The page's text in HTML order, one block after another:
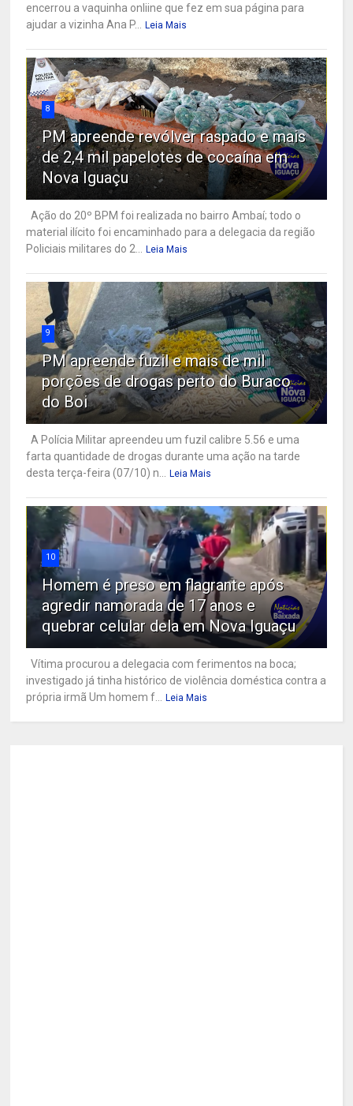
encerrou a vaquinha onliine que fez em sua página para
ajudar a vizinha Ana P...
Leia Mais
8
PM apreende revólver raspado e mais
de 2,4 mil papelotes de cocaína em
Nova Iguaçu
Ação do 20º BPM foi realizada no bairro Ambaí; todo o
material ilícito foi encaminhado para a delegacia da região
Policiais militares do 2...
Leia Mais
9
PM apreende fuzil e mais de mil
porções de drogas perto do Buraco
do Boi
A Polícia Militar apreendeu um fuzil calibre 5.56 e uma
farta quantidade de drogas durante uma ação na tarde
desta terça-feira (07/10) n...
Leia Mais
10
Homem é preso em flagrante após
agredir namorada de 17 anos e
quebrar celular dela em Nova Iguaçu
Vítima procurou a delegacia com ferimentos na boca;
investigado já tinha histórico de violência doméstica contra a
própria irmã Um homem f...
Leia Mais